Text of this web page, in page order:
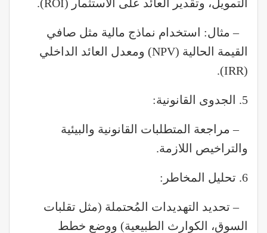
التمويل، وتقدير العائد على الاستثمار (ROI).
– مثال: استخدام نماذج مالية مثل صافي
القيمة الحالية (NPV) ومعدل العائد الداخلي
(IRR).
5. الجدوى القانونية:
– مراجعة المتطلبات القانونية والبيئية
والتراخيص اللازمة.
6. تحليل المخاطر:
– تحديد التهديدات المُحتملة (مثل تقلبات
السوق، الكوارث الطبيعية) ووضع خطط